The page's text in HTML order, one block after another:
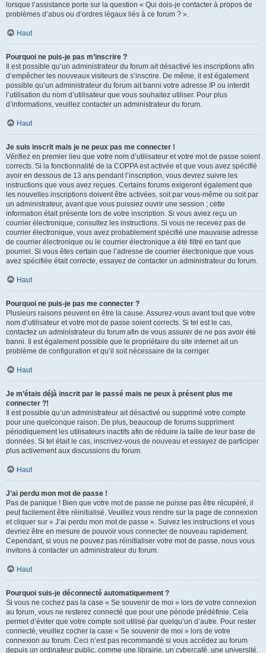
lorsque l’assistance porte sur la question « Qui dois-je contacter à propos de
problèmes d’abus ou d’ordres légaux liés à ce forum ? ».
Haut
Pourquoi ne puis-je pas m’inscrire ?
Il est possible qu’un administrateur du forum ait désactivé les inscriptions afin
d’empêcher les nouveaux visiteurs de s’inscrire. De même, il est également
possible qu’un administrateur du forum ait banni votre adresse IP ou interdit
l’utilisation du nom d’utilisateur que vous souhaitez utiliser. Pour plus
d’informations, veuillez contacter un administrateur du forum.
Haut
Je suis inscrit mais je ne peux pas me connecter !
Vérifiez en premier lieu que votre nom d’utilisateur et votre mot de passe soient
corrects. Si la fonctionnalité de la COPPA est activée et que vous avez spécifié
avoir en dessous de 13 ans pendant l’inscription, vous devrez suivre les
instructions que vous avez reçues. Certains forums exigeront également que
les nouvelles inscriptions doivent être activées, soit par vous-même ou soit par
un administrateur, avant que vous puissiez ouvrir une session ; cette
information était présente lors de votre inscription. Si vous aviez reçu un
courrier électronique, consultez les instructions. Si vous ne recevez pas de
courrier électronique, vous avez probablement spécifié une mauvaise adresse
de courrier électronique ou le courrier électronique a été filtré en tant que
pourriel. Si vous êtes certain que l’adresse de courrier électronique que vous
avez spécifiée était correcte, essayez de contacter un administrateur du forum.
Haut
Pourquoi ne puis-je pas me connecter ?
Plusieurs raisons peuvent en être la cause. Assurez-vous avant tout que votre
nom d’utilisateur et votre mot de passe soient corrects. Si tel est le cas,
contactez un administrateur du forum afin de vous assurer de ne pas avoir été
banni. Il est également possible que le propriétaire du site internet ait un
problème de configuration et qu’il soit nécessaire de la corriger.
Haut
Je m’étais déjà inscrit par le passé mais ne peux à présent plus me
connecter ?!
Il est possible qu’un administrateur ait désactivé ou supprimé votre compte
pour une quelconque raison. De plus, beaucoup de forums suppriment
périodiquement les utilisateurs inactifs afin de réduire la taille de leur base de
données. Si tel était le cas, inscrivez-vous de nouveau et essayez de participer
plus activement aux discussions du forum.
Haut
J’ai perdu mon mot de passe !
Pas de panique ! Bien que votre mot de passe ne puisse pas être récupéré, il
peut facilement être réinitialisé. Veuillez vous rendre sur la page de connexion
et cliquer sur « J’ai perdu mon mot de passe ». Suivez les instructions et vous
devriez être en mesure de pouvoir vous connecter de nouveau rapidement.
Cependant, si vous ne pouvez pas réinitialiser votre mot de passe, nous vous
invitons à contacter un administrateur du forum.
Haut
Pourquoi suis-je déconnecté automatiquement ?
Si vous ne cochez pas la case « Se souvenir de moi » lors de votre connexion
au forum, vous ne resterez connecté que pour une période prédéfinie. Cela
permet d’éviter que votre compte soit utilisé par quelqu’un d’autre. Pour rester
connecté, veuillez cocher la case « Se souvenir de moi » lors de votre
connexion au forum. Ceci n’est pas recommandé si vous accédez au forum
depuis un ordinateur public, comme une librairie, un cybercafé, une université,